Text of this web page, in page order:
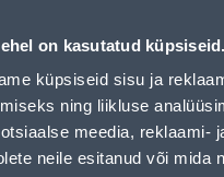
on kasutatud küpsiseid.
küpsiseid sisu ja
ning liikluse
meedia, reklaami-
neile esitanud või mida
1MX50M - Bauhof has
Klienditeenindus